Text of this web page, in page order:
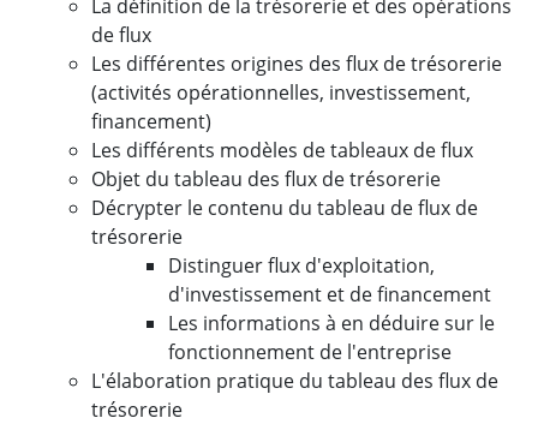
La définition de la trésorerie et des opérations
de flux
Les différentes origines des flux de trésorerie
(activités opérationnelles, investissement,
financement)
Les différents modèles de tableaux de flux
Objet du tableau des flux de trésorerie
Décrypter le contenu du tableau de flux de
trésorerie
Distinguer flux d'exploitation,
d'investissement et de financement
Les informations à en déduire sur le
fonctionnement de l'entreprise
L'élaboration pratique du tableau des flux de
trésorerie